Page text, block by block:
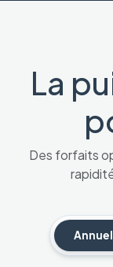
La
Des forfaits
Annuel